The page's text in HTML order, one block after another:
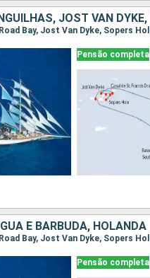
Pensão completa
E BARBUDA, HOLANDA
Pensão completa